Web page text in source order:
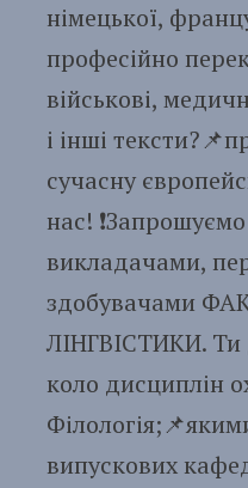
німецької,
професійно
військові,
і інші
сучасну
нас!
викладачами,
здобувачами
ЛІНГВІСТИКИ. Ти
коло дисциплін
випускових